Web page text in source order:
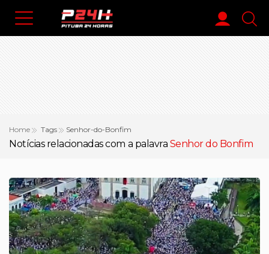
Home Tags Senhor-do-Bonfim
Notícias relacionadas com a palavra Senhor do Bonfim